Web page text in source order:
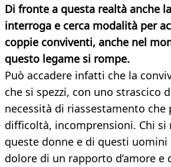
Di fronte a questa realtà anche
interroga e cerca modalità per
coppie conviventi, anche nel
questo legame si rompe.
Può accadere infatti che la
che si spezzi, con uno strascico
necessità di riassestamento che
difficoltà, incomprensioni. Chi si
queste donne e di questi uomini
dolore di un rapporto d’amore e